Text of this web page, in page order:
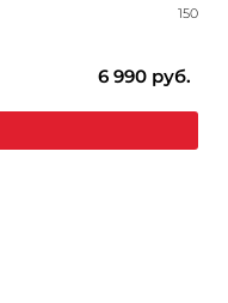
150
6 990 руб.